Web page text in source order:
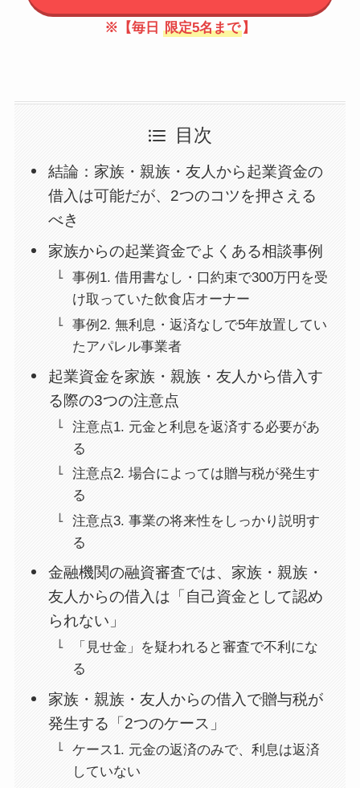
※【毎日 限定5名まで 】
目次
結論：家族・親族・友人から起業資金の
借入は可能だが、2つのコツを押さえる
べき
家族からの起業資金でよくある相談事例
事例1. 借用書なし・口約束で300万円を受
け取っていた飲食店オーナー
事例2. 無利息・返済なしで5年放置してい
たアパレル事業者
起業資金を家族・親族・友人から借入す
る際の3つの注意点
注意点1. 元金と利息を返済する必要があ
る
注意点2. 場合によっては贈与税が発生す
る
注意点3. 事業の将来性をしっかり説明す
る
金融機関の融資審査では、家族・親族・
友人からの借入は「自己資金として認め
られない」
「見せ金」を疑われると審査で不利にな
る
家族・親族・友人からの借入で贈与税が
発生する「2つのケース」
ケース1. 元金の返済のみで、利息は返済
していない